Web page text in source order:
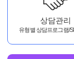
상담관리
유형별 상담프로그램/